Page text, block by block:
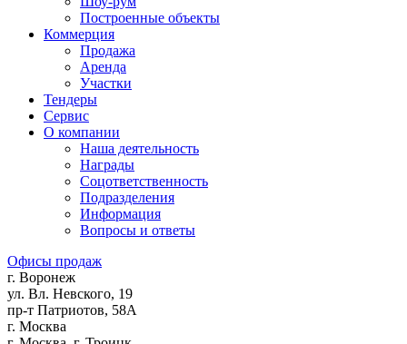
Построенные объекты
Коммерция
Продажа
Аренда
Участки
Тендеры
Сервис
О компании
Наша деятельность
Награды
Соцответственность
Подразделения
Информация
Вопросы и ответы
Офисы продаж
г. Воронеж
ул. Вл. Невского, 19
пр-т Патриотов, 58А
г. Москва